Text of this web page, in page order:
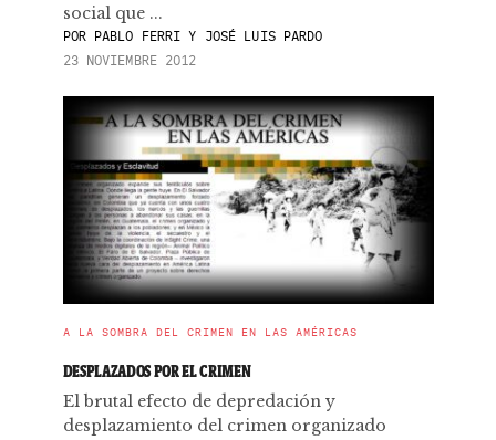
social que ...
PORPABLO FERRI Y JOSÉ LUIS PARDO
23 NOVIEMBRE 2012
A LA SOMBRA DEL CRIMEN EN LAS AMÉRICAS
DESPLAZADOS POR EL CRIMEN
El brutal efecto de depredación y
desplazamiento del crimen organizado